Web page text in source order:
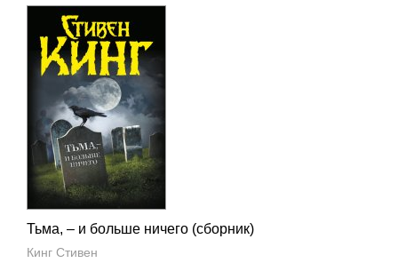
Тьма, – и больше ничего (сборник)
Кинг Стивен